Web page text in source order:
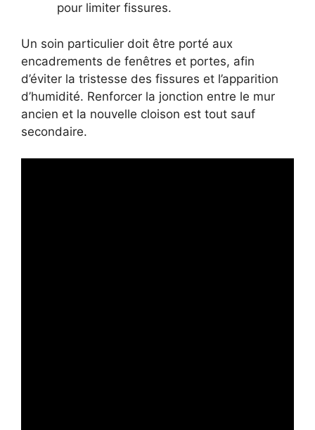
pour limiter fissures.
Un soin particulier doit être porté aux
encadrements de fenêtres et portes, afin
d’éviter la tristesse des fissures et l’apparition
d’humidité. Renforcer la jonction entre le mur
ancien et la nouvelle cloison est tout sauf
secondaire.